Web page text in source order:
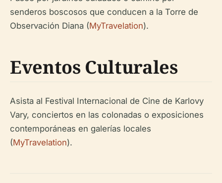
senderos boscosos que conducen a la Torre de
Observación Diana (MyTravelation).
Eventos Culturales
Asista al Festival Internacional de Cine de Karlovy
Vary, conciertos en las colonadas o exposiciones
contemporáneas en galerías locales
(MyTravelation).